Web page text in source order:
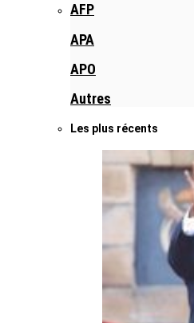
AFP
APA
APO
Autres
Les plus récents